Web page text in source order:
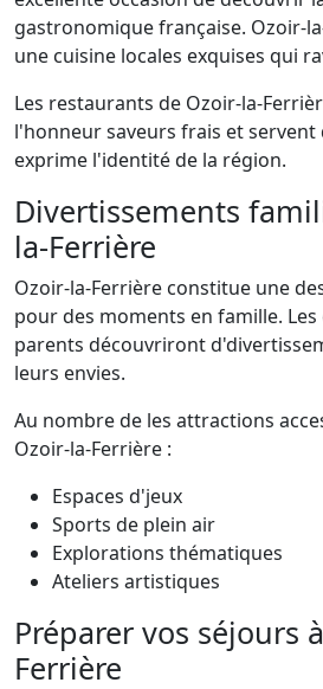
gastronomique française. Ozoir-
une cuisine locales exquises qui
Les restaurants de Ozoir-la-
l'honneur saveurs frais et
exprime l'identité de la région.
Divertissements
la-Ferrière
Ozoir-la-Ferrière constitue une
pour des moments en famille.
parents découvriront
leurs envies.
Au nombre de les attractions
Ozoir-la-Ferrière :
Espaces d'jeux
Sports de plein air
Explorations thématiques
Ateliers artistiques
Préparer vos séjours
Ferrière